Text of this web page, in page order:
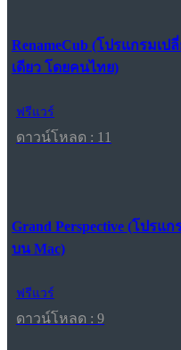
RenameCub (โปรแกรมเ
เดียว โดยคนไทย)
ฟรีแวร์
ดาวน์โหลด : 11
Grand Perspective (โปร
บน Mac)
ฟรีแวร์
ดาวน์โหลด : 9